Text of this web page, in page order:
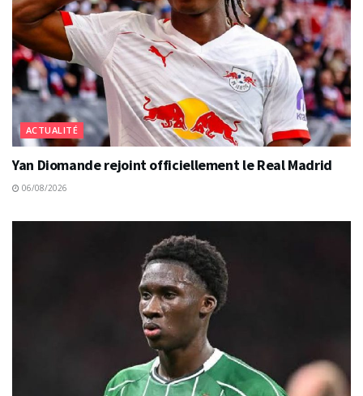
ACTUALITÉ
Yan Diomande rejoint officiellement le Real Madrid
06/08/2026